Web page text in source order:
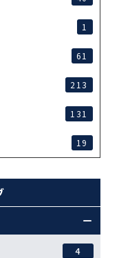
1
61
213
131
19
4